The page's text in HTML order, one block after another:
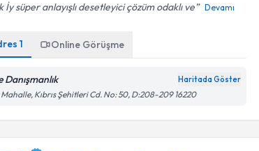
İy süper anlayışlı desetleyici çözüm odaklı ve Devamı
1 Online Görüşme
Danışmanlık Haritada Göster
Mahalle, Kıbrıs Şehitleri Cd. No: 50, D:208-209 16220